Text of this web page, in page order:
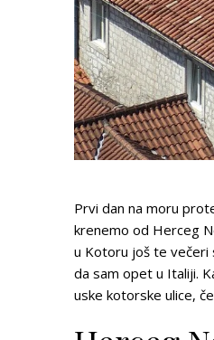
Prvi dan na moru
krenemo od Herceg
u Kotoru još te večeri
da sam opet u Italiji.
uske kotorske ulice,